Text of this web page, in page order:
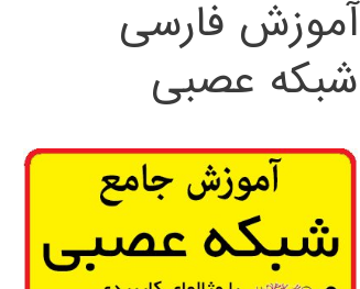
آموزش فارسی
شبکه عصبی